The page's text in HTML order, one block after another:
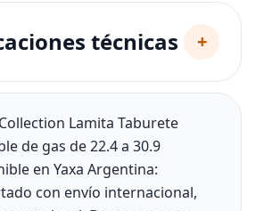
técnicas +
Lamita Taburete
de gas de 22.4 a 30.9
en Yaxa Argentina:
con envío internacional,